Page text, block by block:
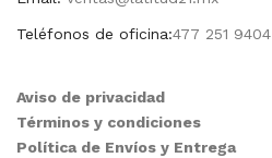
Teléfonos de oficina:477 251 9404
Aviso de privacidad
Términos y condiciones
Política de Envíos y Entrega